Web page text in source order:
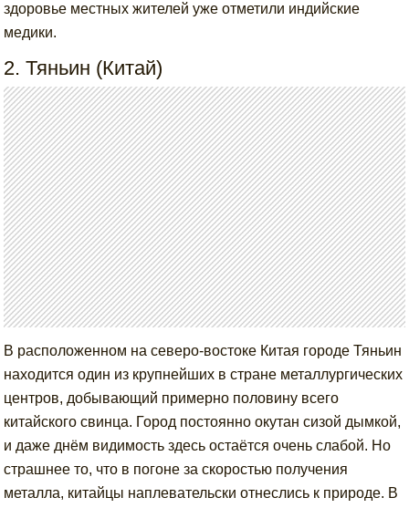
здоровье местных жителей уже отметили индийские
медики.
2. Тяньин (Китай)
В расположенном на северо-востоке Китая городе Тяньин
находится один из крупнейших в стране металлургических
центров, добывающий примерно половину всего
китайского свинца. Город постоянно окутан сизой дымкой,
и даже днём видимость здесь остаётся очень слабой. Но
страшнее то, что в погоне за скоростью получения
металла, китайцы наплевательски отнеслись к природе. В